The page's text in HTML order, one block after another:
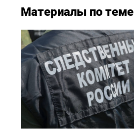
Материалы по теме